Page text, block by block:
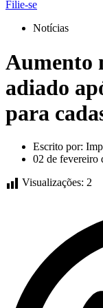
Filie-se
Notícias
Aumento
adiado
para
Escrito por:
02 de fevereiro
Visualizações: 2